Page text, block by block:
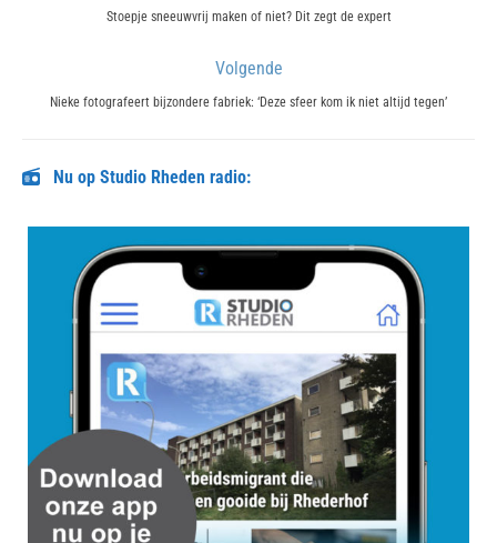
navigatiePrevious
Stoepje sneeuwvrij maken of niet? Dit zegt de expert
Volgende
Next
Nieke fotografeert bijzondere fabriek: ‘Deze sfeer kom ik niet altijd tegen’
Nu op Studio Rheden radio: